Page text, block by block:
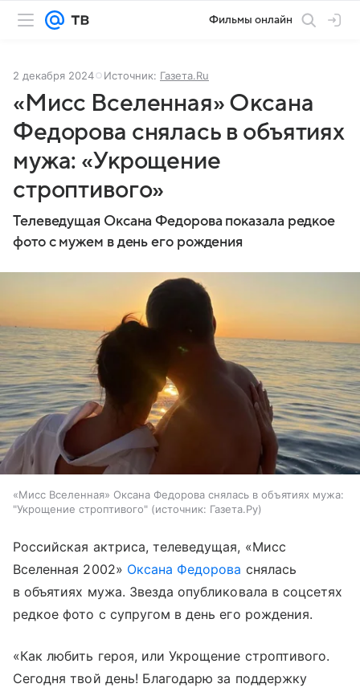
Фильмы онлайн
2 декабря 2024 Источник: Газета.Ru
«Мисс Вселенная» Оксана
Федорова снялась в объятиях
мужа: «Укрощение
строптивого»
Телеведущая Оксана Федорова показала редкое
фото с мужем в день его рождения
«Мисс Вселенная» Оксана Федорова снялась в объятиях мужа:
"Укрощение строптивого"
источник: Газета.Ру
Российская актриса, телеведущая, «Мисс
Вселенная 2002» Оксана Федорова снялась
в объятиях мужа. Звезда опубликовала в соцсетях
редкое фото с супругом в день его рождения.
«Как любить героя, или Укрощение строптивого.
Сегодня твой день! Благодарю за поддержку